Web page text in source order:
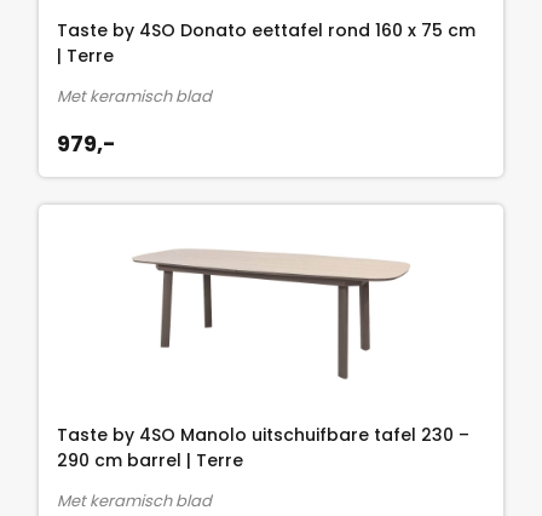
Taste by 4SO Donato eettafel rond 160 x 75 cm
| Terre
Met keramisch blad
979,-
Taste by 4SO Manolo uitschuifbare tafel 230 –
290 cm barrel | Terre
Met keramisch blad